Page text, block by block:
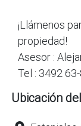
¡Llámenos
propiedad!
Asesor :
Tel : 3492
Ubicación